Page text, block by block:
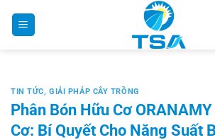
TIN TỨC,GIẢI PHÁP CÂY TRỒNG
Phân Bón Hữu Cơ
Cơ: Bí Quyết Cho Năng Suất